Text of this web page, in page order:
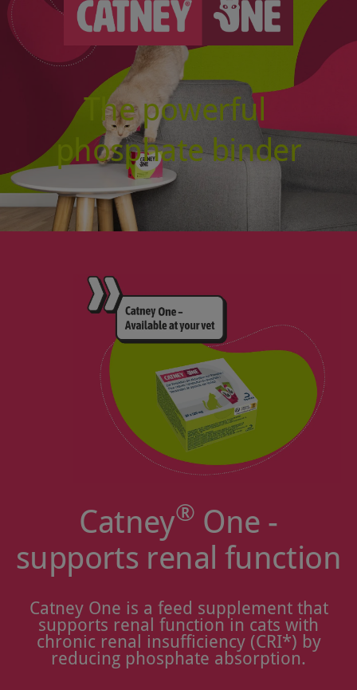
The powerful
phosphate binder
Catney® One -
supports renal function
Catney One is a feed supplement that
supports renal function in cats with
chronic renal insufficiency (CRI*) by
reducing phosphate absorption.